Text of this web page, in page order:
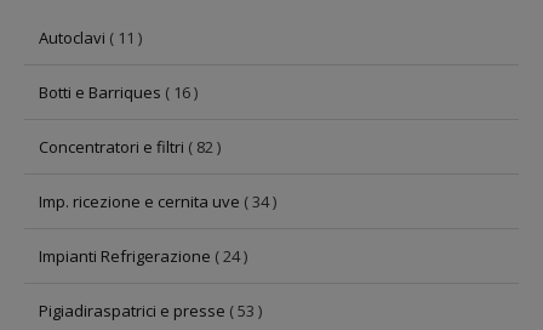
Autoclavi ( 11 )
Botti e Barriques ( 16 )
Concentratori e filtri ( 82 )
Imp. ricezione e cernita uve ( 34 )
Impianti Refrigerazione ( 24 )
Pigiadiraspatrici e presse ( 53 )